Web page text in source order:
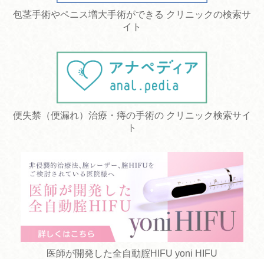
包茎手術やペニス増大手術ができる クリニックの検索サ
イト
便失禁（便漏れ）治療・痔の手術の クリニック検索サイ
ト
医師が開発した全自動腟HIFU yoni HIFU